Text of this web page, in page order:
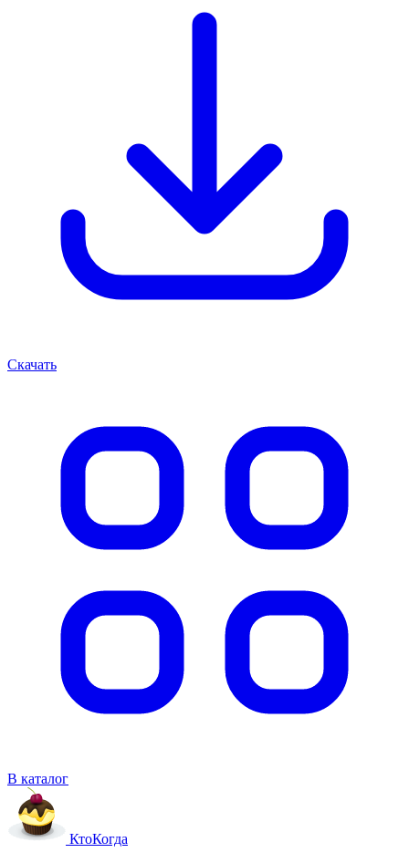
Скачать
В каталог
КтоКогда